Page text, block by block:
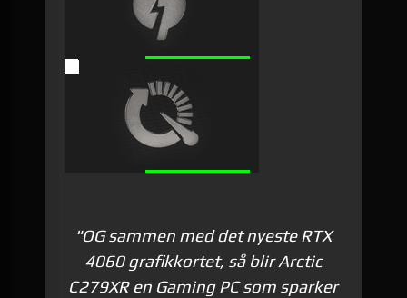
"OG sammen med det nyeste RTX
4060 grafikkortet, så blir Arctic
C279XR en Gaming PC som sparker